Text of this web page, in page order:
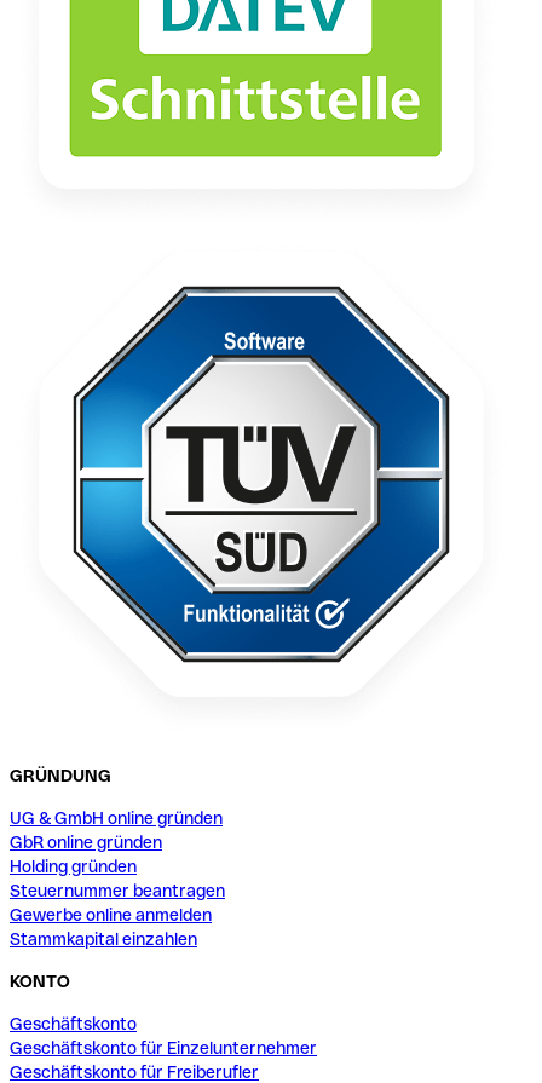
GRÜNDUNG
UG & GmbH online gründen
GbR online gründen
Holding gründen
Steuernummer beantragen
Gewerbe online anmelden
Stammkapital einzahlen
KONTO
Geschäftskonto
Geschäftskonto für Einzelunternehmer
Geschäftskonto für Freiberufler